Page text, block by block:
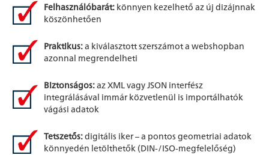
Felhasználóbarát:könnyen kezelhető az új dizájnnak
köszönhetően
Praktikus:a kiválasztott szerszámot a webshopban
azonnal megrendelheti
Biztonságos:az XML vagy JSON interfész
integrálásával immár közvetlenül is importálhatók
vágási adatok
Tetszetős:digitális iker – a pontos geometriai adatok
könnyedén letölthetők (DIN-/ISO-megfelelőség)